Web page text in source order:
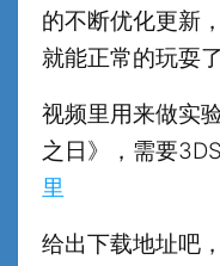
的不断优化更新
就能正常的玩耍了
视频里用来做实
之日》，需要
里
给出下载地址吧